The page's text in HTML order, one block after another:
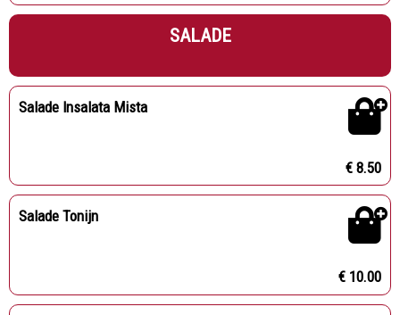
SALADE
Salade Insalata Mista
€ 8.50
Salade Tonijn
€ 10.00